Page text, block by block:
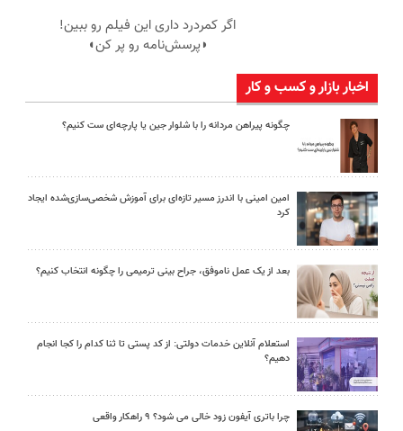
اگر کمردرد داری این فیلم رو ببین!
◗پرسش‌نامه رو پر کن◖
اخبار بازار و کسب و کار
چگونه پیراهن مردانه را با شلوار جین یا پارچه‌ای ست کنیم؟
امین امینی با اندرز مسیر تازه‌ای برای آموزش شخصی‌سازی‌شده ایجاد
کرد
بعد از یک عمل ناموفق، جراح بینی ترمیمی را چگونه انتخاب کنیم؟
استعلام آنلاین خدمات دولتی: از کد پستی تا ثنا کدام را کجا انجام
دهیم؟
چرا باتری آیفون زود خالی می شود؟ ۹ راهکار واقعی